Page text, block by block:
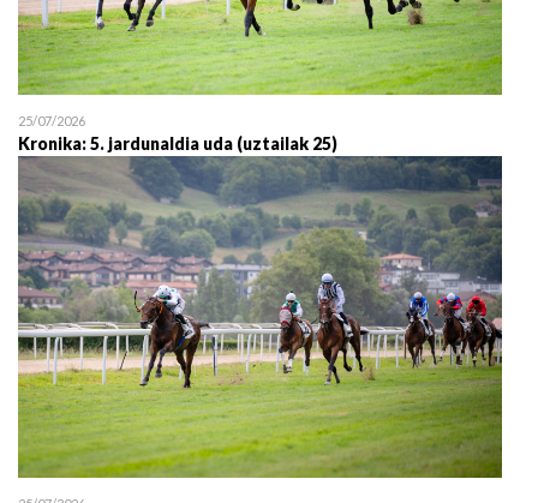
25/07/2026
Kronika: 5. jardunaldia uda (uztailak 25)